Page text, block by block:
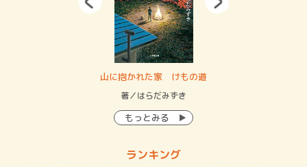
山に抱かれた家 けもの道
著／はらだみずき
もっとみる
ランキング